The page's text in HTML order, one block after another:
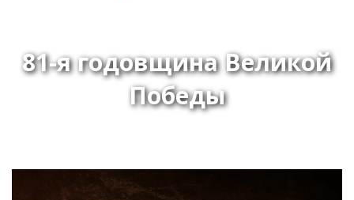
81-я годовщина Великой
Победы